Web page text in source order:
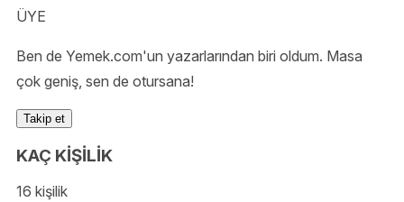
ÜYE
Ben de Yemek.com'un yazarlarından biri oldum. Masa
çok geniş, sen de otursana!
Takip et
KAÇ KİŞİLİK
16 kişilik